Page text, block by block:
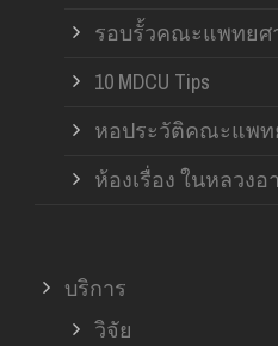
รอบรั้วคณะแพทยศ
10 MDCU Tips
หอประวัติคณะแพท
ห้องเรื่อง ในหลวง
บริการ
วิจัย